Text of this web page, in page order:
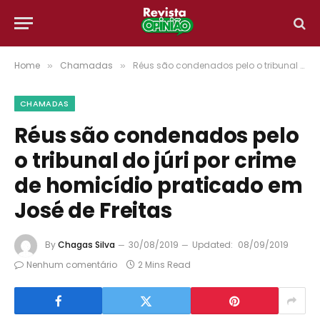
Home » Chamadas » Réus são condenados pelo o tribunal do júri por crime de homicídio praticado em José de Freitas
CHAMADAS
Réus são condenados pelo
o tribunal do júri por crime
de homicídio praticado em
José de Freitas
ByChagas Silva 30/08/2019 Updated: 08/09/2019
Nenhum comentário
2 Mins Read